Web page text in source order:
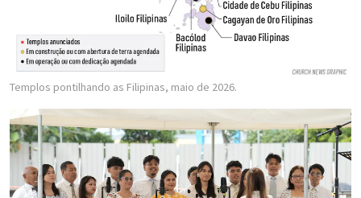
Templos pontilhando as Filipinas, maio de 2026.